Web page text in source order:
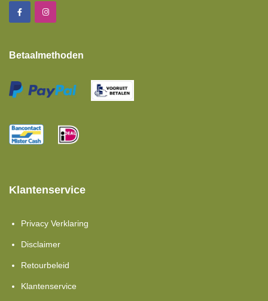
Betaalmethoden
Klantenservice
Privacy Verklaring
Disclaimer
Retourbeleid
Klantenservice